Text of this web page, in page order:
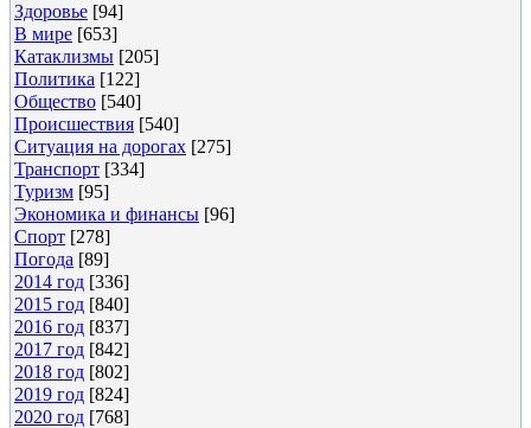
Здоровье [94]
В мире [653]
Катаклизмы [205]
Политика [122]
Общество [540]
Происшествия [540]
Ситуация на дорогах [275]
Транспорт [334]
Туризм [95]
Экономика и финансы [96]
Спорт [278]
Погода [89]
2014 год [336]
2015 год [840]
2016 год [837]
2017 год [842]
2018 год [802]
2019 год [824]
2020 год [768]